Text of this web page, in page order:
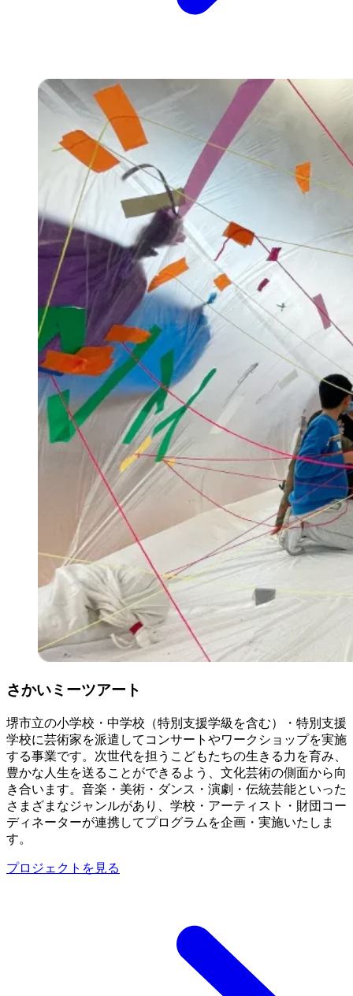
さかいミーツアート
堺市立の小学校・中学校（特別支援学級を含む）・特別支援
学校に芸術家を派遣してコンサートやワークショップを実施
する事業です。次世代を担うこどもたちの生きる力を育み、
豊かな人生を送ることができるよう、文化芸術の側面から向
き合います。音楽・美術・ダンス・演劇・伝統芸能といった
さまざまなジャンルがあり、学校・アーティスト・財団コー
ディネーターが連携してプログラムを企画・実施いたしま
す。
プロジェクトを見る